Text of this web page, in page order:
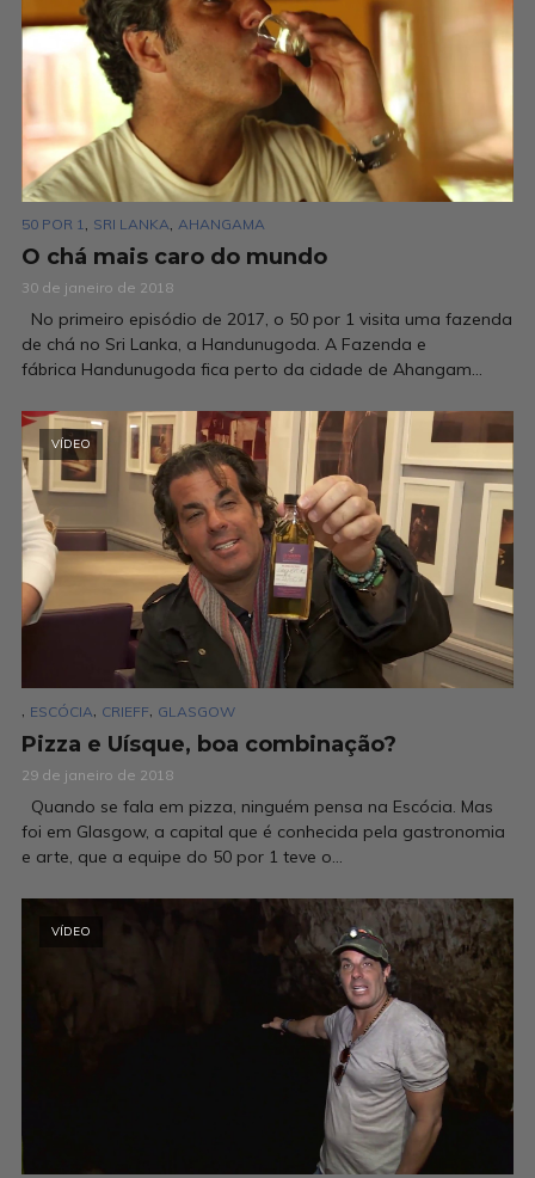
50 POR 1, SRI LANKA, AHANGAMA
O chá mais caro do mundo
30 de janeiro de 2018
No primeiro episódio de 2017, o 50 por 1 visita uma fazenda
de chá no Sri Lanka, a Handunugoda. A Fazenda e
fábrica Handunugoda fica perto da cidade de Ahangam...
VÍDEO
, ESCÓCIA, CRIEFF, GLASGOW
Pizza e Uísque, boa combinação?
29 de janeiro de 2018
Quando se fala em pizza, ninguém pensa na Escócia. Mas
foi em Glasgow, a capital que é conhecida pela gastronomia
e arte, que a equipe do 50 por 1 teve o...
VÍDEO